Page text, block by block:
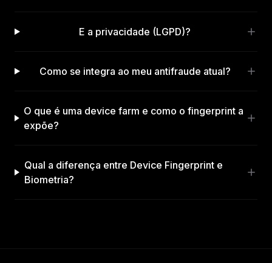
E a privacidade (LGPD)?
Como se integra ao meu antifraude atual?
O que é uma device farm e como o fingerprint a
expõe?
Qual a diferença entre Device Fingerprint e
Biometria?